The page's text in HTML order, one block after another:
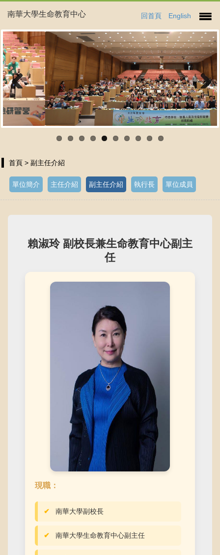
南華大學生命教育中心 回首頁 English
Previous Next
首頁 > 副主任介紹
單位簡介 主任介紹 副主任介紹 執行長 單位成員
賴淑玲 副校長兼生命教育中心副主
任
現職：
南華大學副校長
南華大學生命教育中心副主任